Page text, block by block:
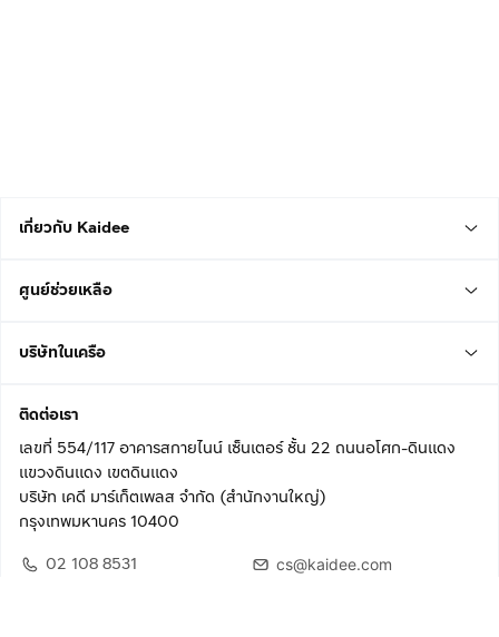
เกี่ยวกับ Kaidee
ศูนย์ช่วยเหลือ
บริษัทในเครือ
ติดต่อเรา
เลขที่ 554/117 อาคารสกายไนน์ เซ็นเตอร์ ชั้น 22 ถนนอโศก-ดินแดง
แขวงดินแดง เขตดินแดง
บริษัท เคดี มาร์เก็ตเพลส จำกัด (สำนักงานใหญ่)
กรุงเทพมหานคร 10400
02 108 8531
cs@kaidee.com